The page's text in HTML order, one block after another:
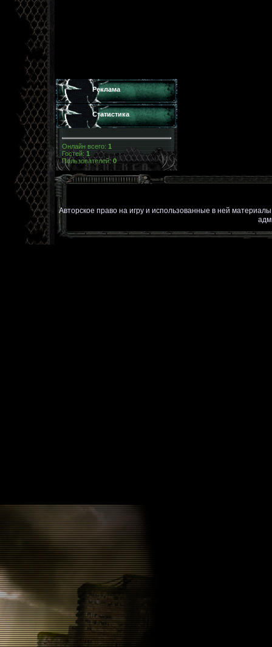
Реклама
Статистика
Онлайн всего: 1
Гостей: 1
Пользователей:0
Авторское право на игру и использованные в ней